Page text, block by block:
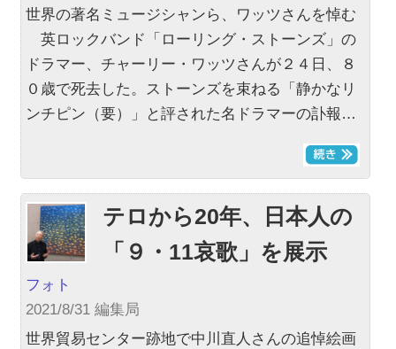
世界の著名ミュージシャンら、ワッツさんを悼む
英ロックバンド「ローリング・ストーンズ」の
ドラマー、チャーリー・ワッツさんが２４日、８
０歳で死去した。ストーンズを束ねる「静かなリ
ンチピン（要）」と評された名ドラマーの訃報…
テロから20年、日本人の
「９・11哀歌」を展示
フォト
2021/8/31 編集局
世界貿易センター跡地で中川直人さんの追悼絵画